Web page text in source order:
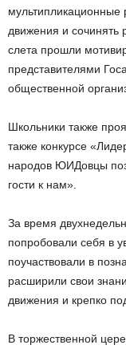
мультипликационные
движения и сочинять
слета прошли
представителями
общественной
Школьники также
также конкурсе
народов ЮИДовцы
гости к нам».
За время
попробовали себя в
поучаствовали в
расширили свои
движения и крепко
В торжественной